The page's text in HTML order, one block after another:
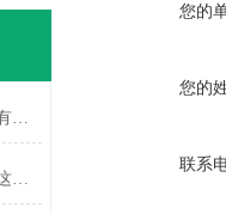
您的
您的
联系
与传统风管相比较，pp矩形风管有着诸多优势
pp矩形风管材料具有的特性原来这么多